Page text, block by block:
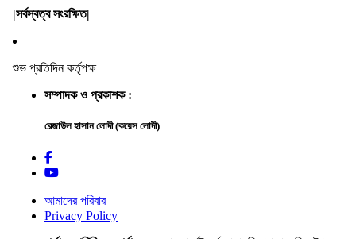
|সর্বস্বত্ব সংরক্ষিত|
শুভ প্রতিদিন কর্তৃপক্ষ
সম্পাদক ও প্রকাশক :
রেজাউল হাসান লোদী (কয়েস লোদী)
আমাদের পরিবার
Privacy Policy